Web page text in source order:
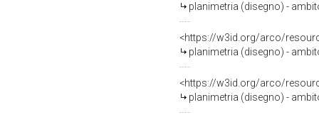
planimetria (disegno) -
<https://w3id.org/arco/
planimetria (disegno) -
<https://w3id.org/arco/
planimetria (disegno) -